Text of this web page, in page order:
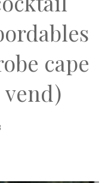
cape
vend)